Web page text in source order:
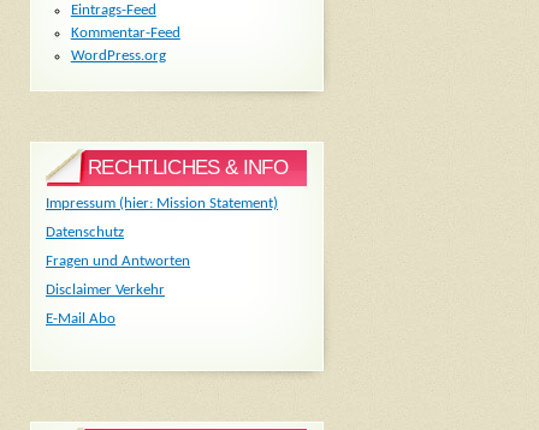
Eintrags-Feed
Kommentar-Feed
WordPress.org
RECHTLICHES & INFO
Impressum (hier: Mission Statement)
Datenschutz
Fragen und Antworten
Disclaimer Verkehr
E-Mail Abo